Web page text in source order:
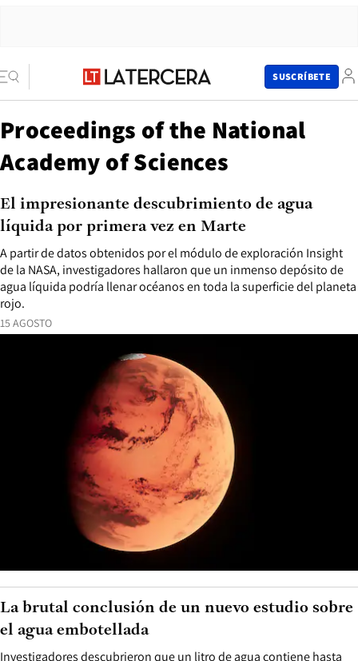
SUSCRÍBETE
Proceedings of the National
Academy of Sciences
15 AGOSTO
A partir de datos obtenidos por el módulo de exploración Insight
de la NASA, investigadores hallaron que un inmenso depósito de
agua líquida podría llenar océanos en toda la superficie del planeta
rojo.
El impresionante descubrimiento de agua
líquida por primera vez en Marte
Investigadores descubrieron que un litro de agua contiene hasta
La brutal conclusión de un nuevo estudio sobre
el agua embotellada